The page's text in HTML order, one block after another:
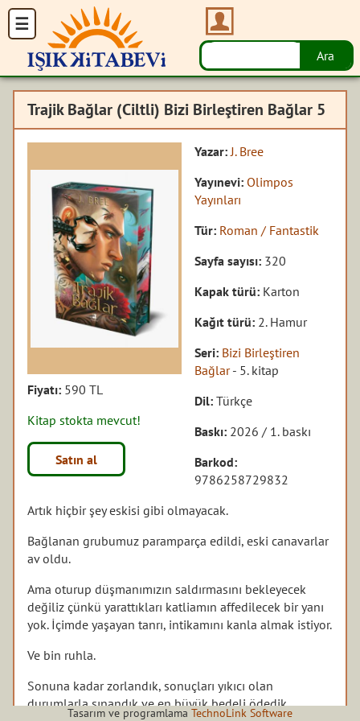
Trajik Bağlar (Ciltli) Bizi Birleştiren Bağlar 5
Fiyatı: 590 TL
Kitap stokta mevcut!
Satın al
Yazar: J. Bree
Yayınevi:Olimpos
Yayınları
Tür: Roman / Fantastik
Sayfa sayısı: 320
Kapak türü: Karton
Kağıt türü: 2. Hamur
Seri: Bizi Birleştiren
Bağlar- 5. kitap
Dil:Türkçe
Baskı: 2026 / 1. baskı
Barkod:
9786258729832
Artık hiçbir şey eskisi gibi olmayacak.
Bağlanan grubumuz paramparça edildi, eski canavarlar
av oldu.
Ama oturup düşmanımızın saldırmasını bekleyecek
değiliz çünkü yarattıkları katliamın affedilecek bir yanı
yok. İçimde yaşayan tanrı, intikamını kanla almak istiyor.
Ve bin ruhla.
Sonuna kadar zorlandık, sonuçları yıkıcı olan
durumlarla sınandık ve en büyük bedeli ödedik.
Tasarım ve programlama TechnoLink Software